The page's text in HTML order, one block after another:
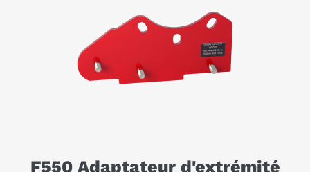
F550 Adaptateur d'extrémité